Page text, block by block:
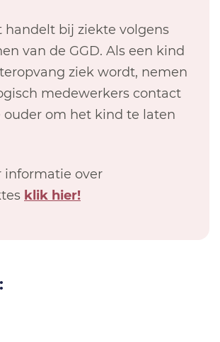
handelt bij ziekte volgens
van de GGD. Als een kind
ziek wordt, nemen
medewerkers contact
ouder om het kind te laten
informatie over
klik hier!